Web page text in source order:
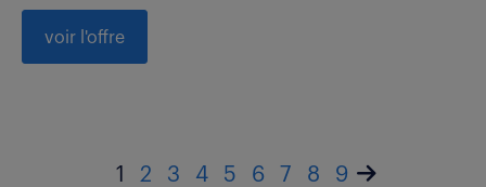
voir l'offre
1 2 3 4 5 6 7 8 9